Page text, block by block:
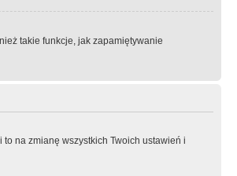
takie funkcje, jak zapamiętywanie
na zmianę wszystkich Twoich ustawień i